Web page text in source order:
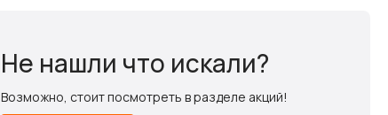
Не нашли что искали?
Возможно, стоит посмотреть в разделе акций!